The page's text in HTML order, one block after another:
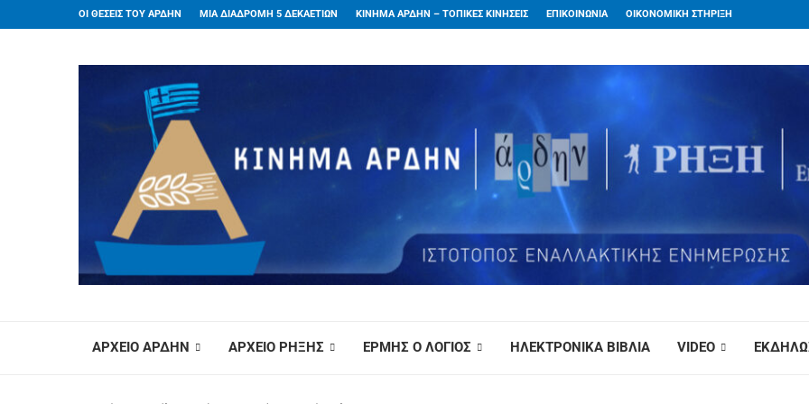
ΟΙ ΘΕΣΕΙΣ ΤΟΥ ΑΡΔΗΝ ΜΙΑ ΔΙΑΔΡΟΜΗ 5 ΔΕΚΑΕΤΙΩΝ ΚΙΝΗΜΑ ΑΡΔΗΝ – ΤΟΠΙΚΕΣ ΚΙΝΗΣΕΙΣ ΕΠΙΚΟΙΝΩΝΙΑ ΟΙΚΟΝΟΜΙΚΗ ΣΤΗΡΙΞΗ
ΑΡΧΕΙΟ ΑΡΔΗΝ ΑΡΧΕΙΟ ΡΗΞΗΣ ΕΡΜΗΣ Ο ΛΟΓΙΟΣ ΗΛΕΚΤΡΟΝΙΚΑ ΒΙΒΛΙΑ VIDEO